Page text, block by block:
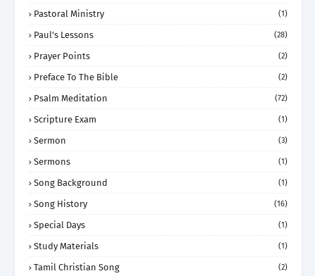
Pastoral Ministry (1)
Paul's Lessons (28)
Prayer Points (2)
Preface To The Bible (2)
Psalm Meditation (72)
Scripture Exam (1)
Sermon (3)
Sermons (1)
Song Background (1)
Song History (16)
Special Days (1)
Study Materials (1)
Tamil Christian Song (2)